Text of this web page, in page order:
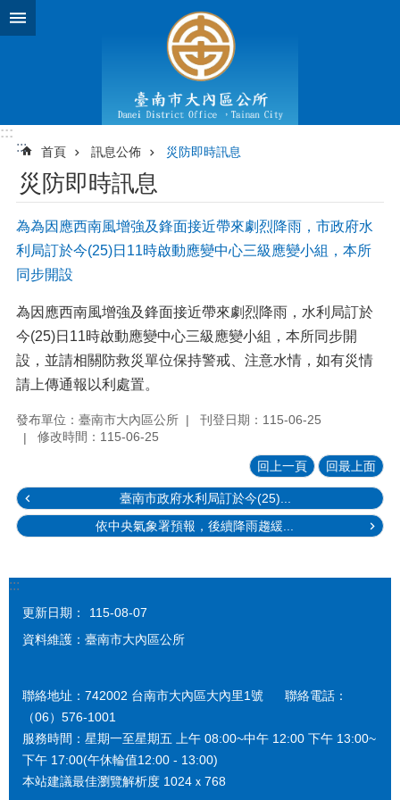
跳到主要內容區塊
:::
:::
首頁 訊息公佈 災防即時訊息
災防即時訊息
為為因應西南風增強及鋒面接近帶來劇烈降雨，市政府水
利局訂於今(25)日11時啟動應變中心三級應變小組，本所
同步開設
為因應西南風增強及鋒面接近帶來劇烈降雨，水利局訂於
今(25)日11時啟動應變中心三級應變小組，本所同步開
設，並請相關防救災單位保持警戒、注意水情，如有災情
請上傳通報以利處置。
發布單位：臺南市大內區公所
刊登日期：115-06-25
修改時間：115-06-25
回上一頁 回最上面
臺南市政府水利局訂於今(25)...
依中央氣象署預報，後續降雨趨緩...
:::
更新日期：
115-08-07
資料維護：臺南市大內區公所
聯絡地址：742002 台南市大內區大內里1號 聯絡電話：
（06）576-1001
服務時間：星期一至星期五 上午 08:00~中午 12:00 下午 13:00~
下午 17:00(午休輪值12:00 - 13:00)
本站建議最佳瀏覽解析度 1024ｘ768